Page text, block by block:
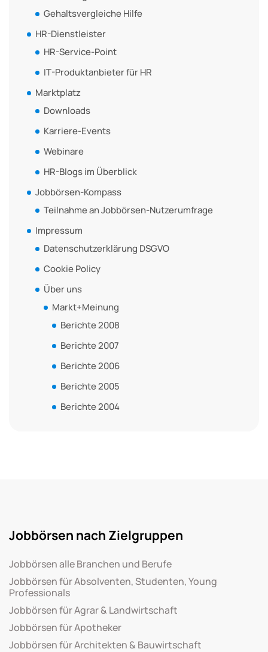
Gehaltsvergleiche Hilfe
HR-Dienstleister
HR-Service-Point
IT-Produktanbieter für HR
Marktplatz
Downloads
Karriere-Events
Webinare
HR-Blogs im Überblick
Jobbörsen-Kompass
Teilnahme an Jobbörsen-Nutzerumfrage
Impressum
Datenschutzerklärung DSGVO
Cookie Policy
Über uns
Markt+Meinung
Berichte 2008
Berichte 2007
Berichte 2006
Berichte 2005
Berichte 2004
Jobbörsen nach Zielgruppen
Jobbörsen alle Branchen und Berufe
Jobbörsen für Absolventen, Studenten, Young
Professionals
Jobbörsen für Agrar & Landwirtschaft
Jobbörsen für Apotheker
Jobbörsen für Architekten & Bauwirtschaft